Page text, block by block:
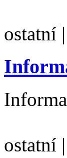
ostatní |
ostatní |